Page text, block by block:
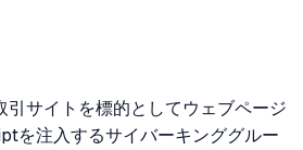
サイトを標的としてウェブページ
を注入するサイバーキンググルー